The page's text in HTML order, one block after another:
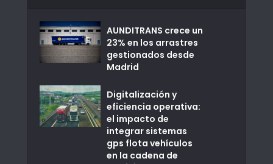
AUNDITRANS crece un
23% en los arrastres
gestionados desde
Madrid
Digitalización y
eficiencia operativa:
el impacto de
integrar sistemas
gps flota vehículos
en la cadena de